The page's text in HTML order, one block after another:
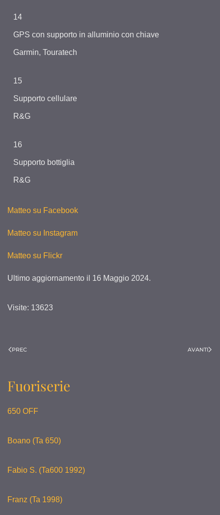
14
GPS con supporto in alluminio con chiave
Garmin, Touratech
15
Supporto cellulare
R&G
16
Supporto bottiglia
R&G
Matteo su Facebook
Matteo su Instagram
Matteo su Flickr
Ultimo aggiornamento il 16 Maggio 2024.
Visite: 13623
PREC AVANTI
Fuoriserie
650 OFF
Boano (Ta 650)
Fabio S. (Ta600 1992)
Franz (Ta 1998)